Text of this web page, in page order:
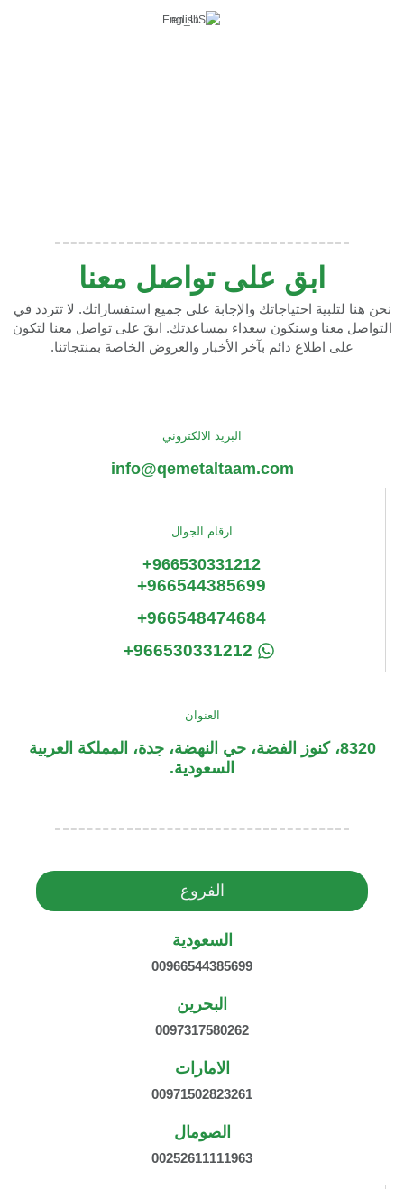
English
ابق على تواصل معنا
نحن هنا لتلبية احتياجاتك والإجابة على جميع استفساراتك. لا تتردد في
التواصل معنا وسنكون سعداء بمساعدتك. ابقَ على تواصل معنا لتكون
على اطلاع دائم بآخر الأخبار والعروض الخاصة بمنتجاتنا.
البريد الالكتروني
info@qemetaltaam.com
ارقام الجوال
966530331212+
966544385699+
966548474684+
966530331212+
العنوان
8320، كنوز الفضة، حي النهضة، جدة، المملكة العربية
السعودية.
الفروع
السعودية
00966544385699
البحرين
0097317580262
الامارات
00971502823261
الصومال
00252611111963